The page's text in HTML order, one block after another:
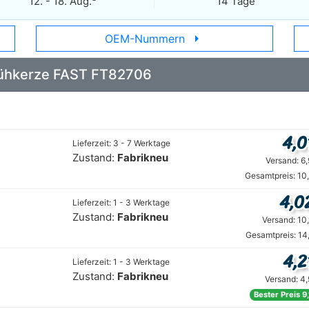
OEM-Nummern arrow_right
FAST FT82706
Lieferzeit: 3 - 7 Werktage
Zustand: Fabrikneu Versand:
Gesamtpreis:
Lieferzeit: 1 - 3 Werktage
Zustand: Fabrikneu Versand:
Gesamtpreis:
Lieferzeit: 1 - 3 Werktage
Zustand: Fabrikneu Versand:
Bester Preis